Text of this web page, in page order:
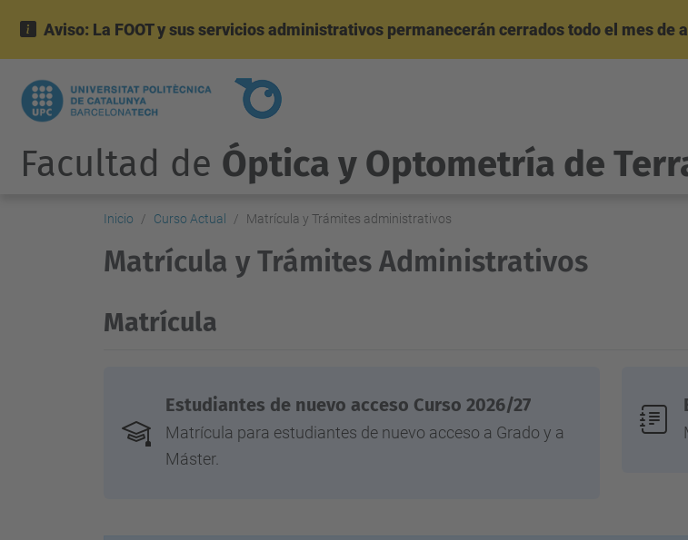
Aviso: La FOOT y sus servicios administrativos permanecerán cerrados todo el mes de
Facultad de Óptica y Optometría de
Inicio Curso Actual Matrícula y Trámites administrativos
Matrícula y Trámites Administrativos
Matrícula
Estudiantes de nuevo acceso Curso 2026/27
Matrícula para estudiantes de nuevo acceso a Grado y a
Máster.